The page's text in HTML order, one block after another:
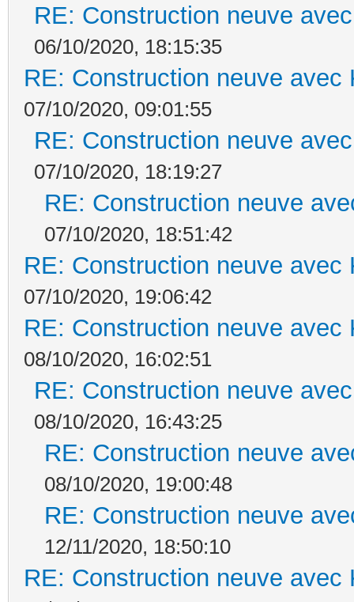
RE: Construction neuve
06/10/2020, 18:15:35
RE: Construction neuve avec
07/10/2020, 09:01:55
RE: Construction neuve
07/10/2020, 18:19:27
RE: Construction neuve
07/10/2020, 18:51:42
RE: Construction neuve avec
07/10/2020, 19:06:42
RE: Construction neuve avec
08/10/2020, 16:02:51
RE: Construction neuve
08/10/2020, 16:43:25
RE: Construction neuve
08/10/2020, 19:00:48
RE: Construction neuve
12/11/2020, 18:50:10
RE: Construction neuve avec